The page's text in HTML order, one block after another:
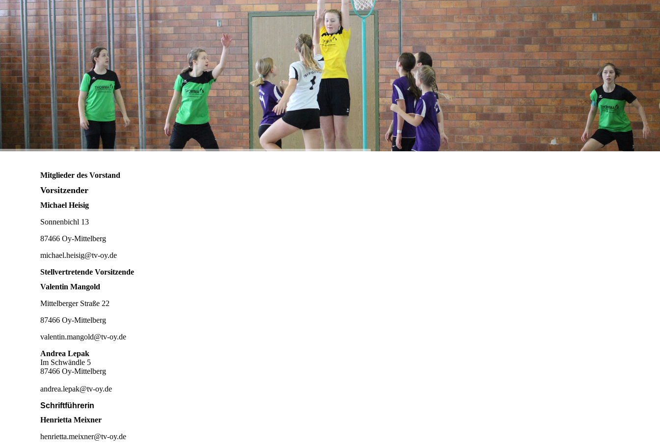
Mitglieder des Vorstand
Vorsitzender
Michael Heisig
Sonnenbichl 13
87466 Oy-Mittelberg
michael.heisig@tv-oy.de
Stellvertretende Vorsitzende
Valentin Mangold
Mittelberger Straße 22
87466 Oy-Mittelberg
valentin.mangold@tv-oy.de
Andrea Lepak
Im Schwändle 5
87466 Oy-Mittelberg
andrea.lepak@tv-oy.de
Schriftführerin
Henrietta Meixner
henrietta.meixner@tv-oy.de